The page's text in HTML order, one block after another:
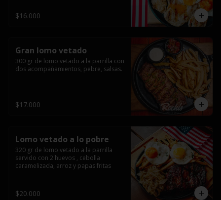
$16.000
Gran lomo vetado
300 gr de lomo vetado a la parrilla con
dos acompañamientos, pebre, salsas.
$17.000
Lomo vetado a lo pobre
320 gr de lomo vetado a la parrilla
servido con 2 huevos , cebolla
caramelizada, arroz y papas fritas
$20.000